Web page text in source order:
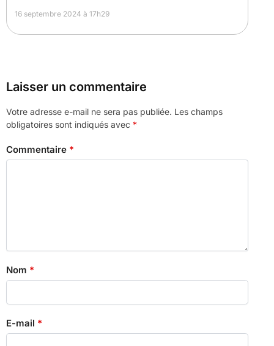
16 septembre 2024 à 17h29
Laisser un commentaire
Votre adresse e-mail ne sera pas publiée. Les champs
obligatoires sont indiqués avec *
Commentaire *
Nom *
E-mail *